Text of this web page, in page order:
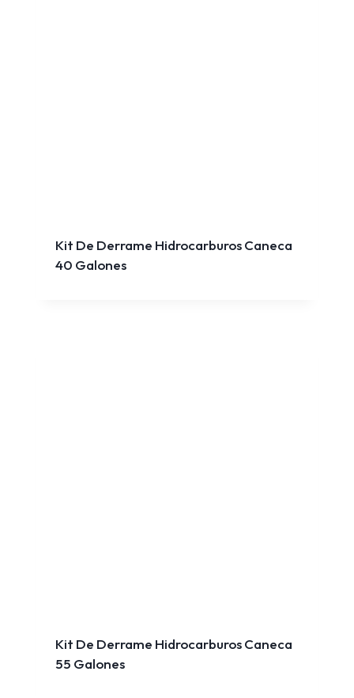
Kit De Derrame Hidrocarburos Caneca
40 Galones
Kit De Derrame Hidrocarburos Caneca
55 Galones